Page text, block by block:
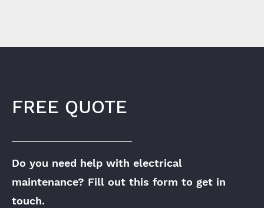
FREE QUOTE
Do you need help with electrical
maintenance? Fill out this form to get in
touch.